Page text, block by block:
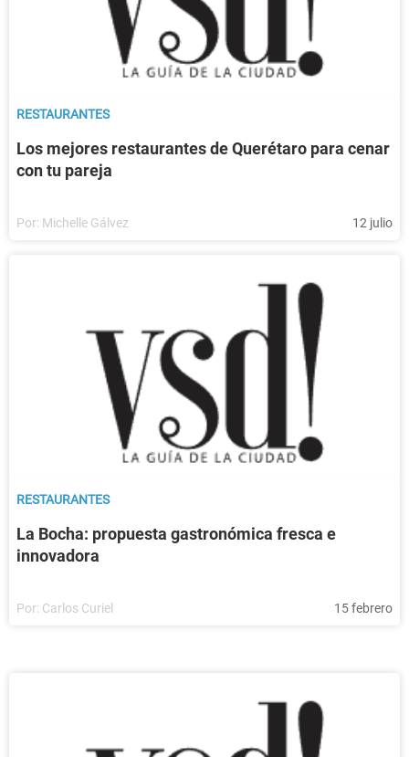
RESTAURANTES
Los mejores restaurantes de Querétaro para cenar
con tu pareja
Por: Michelle Gálvez 12 julio
RESTAURANTES
La Bocha: propuesta gastronómica fresca e
innovadora
Por: Carlos Curiel 15 febrero